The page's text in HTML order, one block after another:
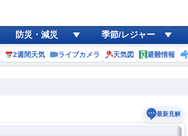
防災・減災 季節/レジャー
2週間天気 ライブカメラ 天気図 避難情報
最新見解